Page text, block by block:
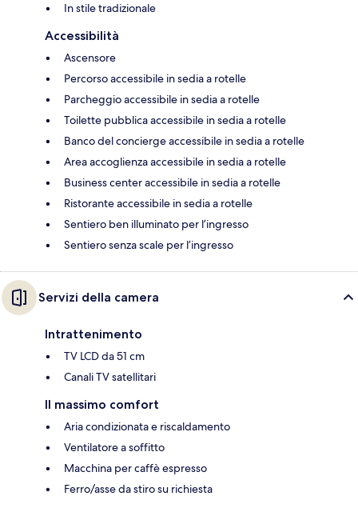
In stile tradizionale
Accessibilità
Ascensore
Percorso accessibile in sedia a rotelle
Parcheggio accessibile in sedia a rotelle
Toilette pubblica accessibile in sedia a rotelle
Banco del concierge accessibile in sedia a rotelle
Area accoglienza accessibile in sedia a rotelle
Business center accessibile in sedia a rotelle
Ristorante accessibile in sedia a rotelle
Sentiero ben illuminato per l’ingresso
Sentiero senza scale per l’ingresso
Servizi della camera
Intrattenimento
TV LCD da 51 cm
Canali TV satellitari
Il massimo comfort
Aria condizionata e riscaldamento
Ventilatore a soffitto
Macchina per caffè espresso
Ferro/asse da stiro su richiesta